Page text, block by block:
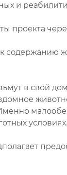
и
проекта
содержанию
в свой
условиях.